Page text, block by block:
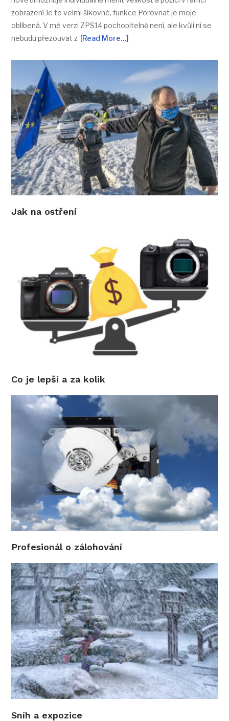
zobrazení Je to velmi šikovné, funkce Porovnat je moje
oblíbená. V mé verzi ZPS14 pochopitelně není, ale kvůli ní se
nebudu přezouvat z [Read More…]
Jak na ostření
Co je lepší a za kolik
Profesionál o zálohování
Sníh a expozice